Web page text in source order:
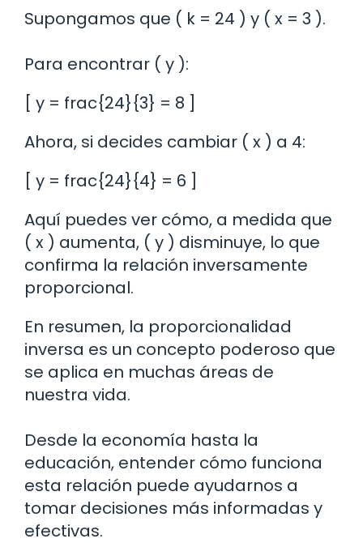
Supongamos que ( k = 24 ) y ( x = 3 ).
Para encontrar ( y ):
[ y = frac{24}{3} = 8 ]
Ahora, si decides cambiar ( x ) a 4:
[ y = frac{24}{4} = 6 ]
Aquí puedes ver cómo, a medida que
( x ) aumenta, ( y ) disminuye, lo que
confirma la relación inversamente
proporcional.
En resumen, la proporcionalidad
inversa es un concepto poderoso que
se aplica en muchas áreas de
nuestra vida.
Desde la economía hasta la
educación, entender cómo funciona
esta relación puede ayudarnos a
tomar decisiones más informadas y
efectivas.